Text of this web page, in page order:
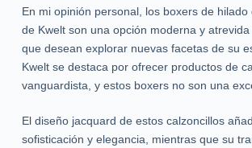
En mi opinión personal, los boxers de hilado
de Kwelt son una opción moderna y
que desean explorar nuevas facetas de su
Kwelt se destaca por ofrecer productos de
vanguardista, y estos boxers no son una
El diseño jacquard de estos calzoncillos
sofisticación y elegancia, mientras que su